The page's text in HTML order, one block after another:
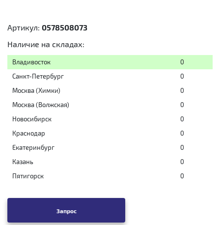
Артикул: 0578508073
Наличие на складах:
Владивосток
0
Санкт-Петербург
0
Москва (Химки)
0
Москва (Волжская)
0
Новосибирск
0
Краснодар
0
Екатеринбург
0
Казань
0
Пятигорск
0
Запрос